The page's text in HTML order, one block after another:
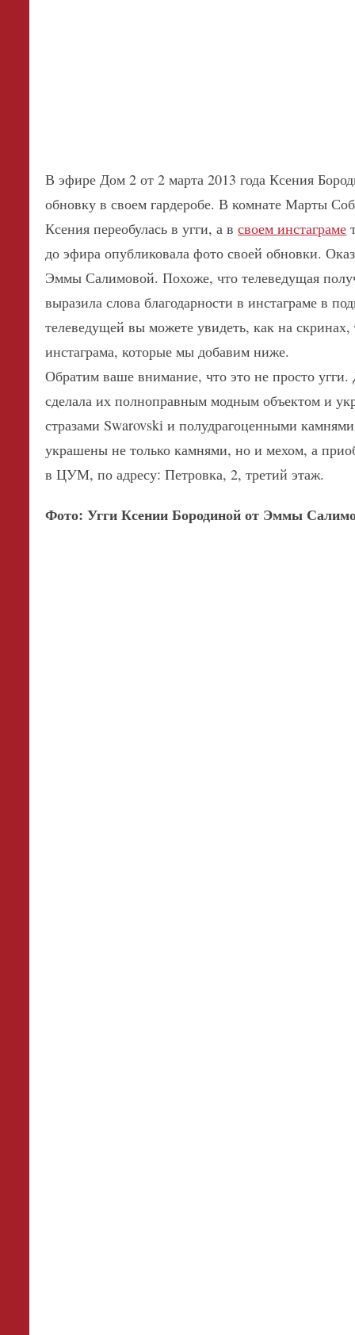
В эфире Дом 2 от 2 марта 2013 года Ксения
обновку в своем гардеробе. В комнате Марты
Ксения переобулась в угги, а всвоем инстаграме
до эфира опубликовала фото своей обновки.
Эммы Салимовой. Похоже, что телеведущая
выразила слова благодарности в инстаграме в
телеведущей вы можете увидеть, как на
инстаграма, которые мы добавим ниже.
Обратим ваше внимание, что это не просто
сделала их полноправным модным объектом и
стразами Swarovski и полудрагоценными
украшены не только камнями, но и мехом, а
в ЦУМ, по адресу: Петровка, 2, третий этаж.
Фото: Угги Ксении Бородиной от Эммы